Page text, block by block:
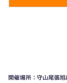
開催場所：守山尾張